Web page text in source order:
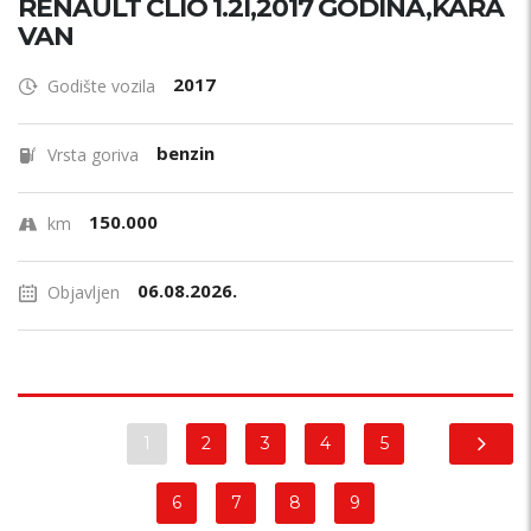
RENAULT CLIO 1.2I,2017 GODINA,KARA
VAN
Godište vozila 2017
Vrsta goriva benzin
km 150.000
Objavljen 06.08.2026.
1 2 3 4 5
6 7 8 9